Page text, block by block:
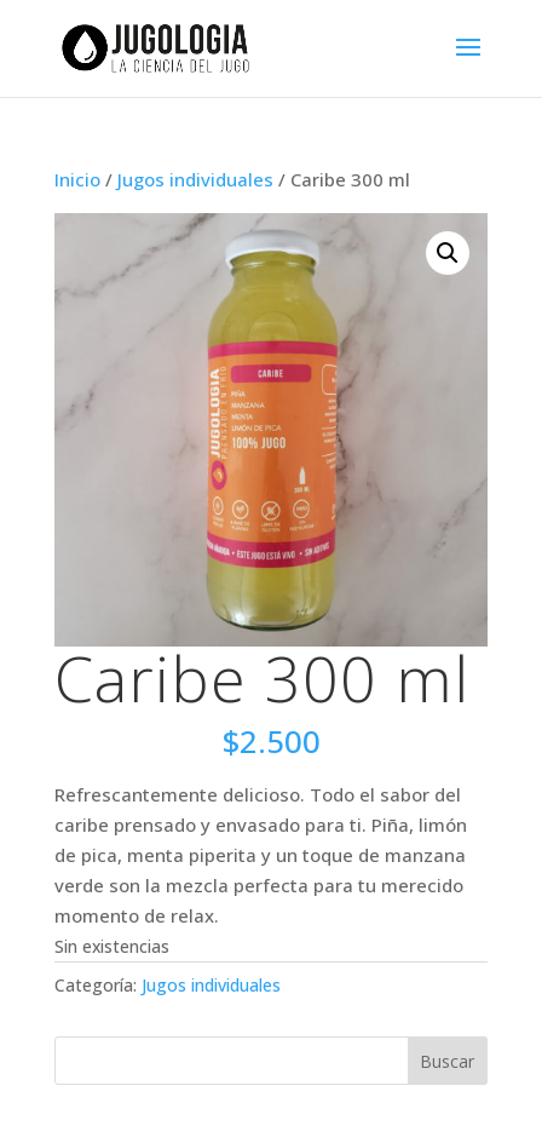
Inicio/ Jugos individuales / Caribe 300 ml
Caribe 300 ml
$2.500
Refrescantemente delicioso. Todo el sabor del
caribe prensado y envasado para ti. Piña, limón
de pica, menta piperita y un toque de manzana
verde son la mezcla perfecta para tu merecido
momento de relax.
Sin existencias
Categoría: Jugos individuales